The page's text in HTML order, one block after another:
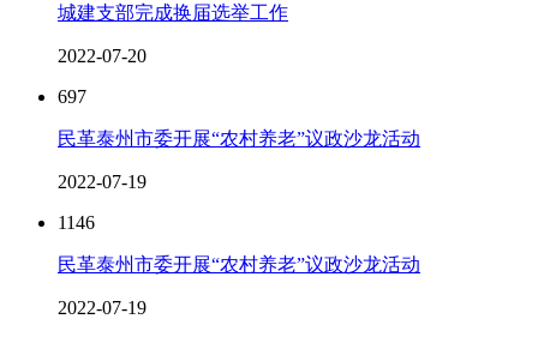
城建支部完成换届选举工作
2022-07-20
697
民革泰州市委开展“农村养老”议政沙龙活动
2022-07-19
1146
民革泰州市委开展“农村养老”议政沙龙活动
2022-07-19